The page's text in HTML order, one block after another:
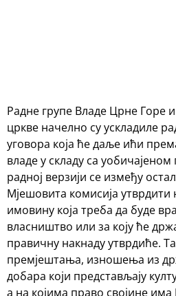
Радне групе Владе Црне Горе
цркве начелно су ускладиле
уговора која ће даље ићи
владе у складу са
радној верзији се између
Мјешовита комисија
имовину која треба да буде
власништво или за коју ће
правичну накнаду утврдиће.
премјештања, изношења из
добара који представљају
а на којима право својине има